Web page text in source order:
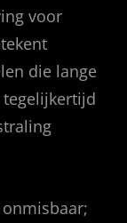
voor
die lange